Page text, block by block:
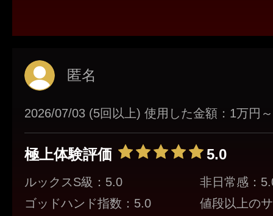
人気のある方なので予約が難しいですが、タ
匿名
2026/07/03 (5回以上) 使用した金額：1万円
極上体験評価 5.0
ルックスS級：5.0
ゴッドハンド指数：5.0
非日常感：
値段以上の